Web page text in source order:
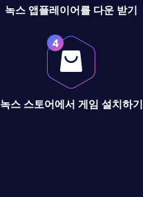
녹스 앱플레이어를 다운 받기
녹스 스토어에서 게임 설치하기